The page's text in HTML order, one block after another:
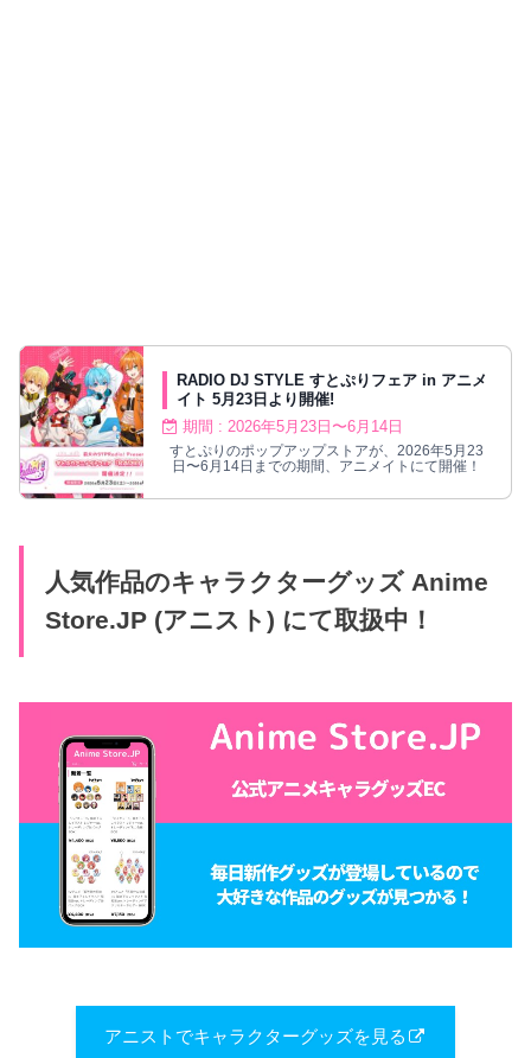
RADIO DJ STYLE すとぷりフェア in アニメ
イト 5月23日より開催!
期間 : 2026年5月23日〜6月14日
すとぷりのポップアップストアが、2026年5月23
日〜6月14日までの期間、アニメイトにて開催！
人気作品のキャラクターグッズ Anime
Store.JP (アニスト) にて取扱中！
アニストでキャラクターグッズを見る